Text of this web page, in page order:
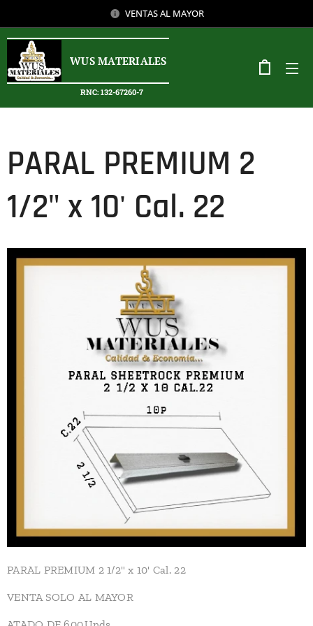
VENTAS AL MAYOR
WUS MATERIALES
RNC: 132-67260-7
PARAL PREMIUM 2
1/2" x 10' Cal. 22
PARAL PREMIUM 2 1/2" x 10' Cal. 22
VENTA SOLO AL MAYOR